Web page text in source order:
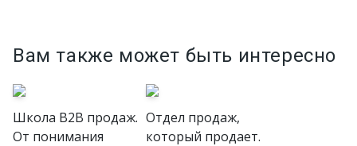
Вам также может быть интересно
Школа В2В продаж.
От понимания
Отдел продаж,
который продает.